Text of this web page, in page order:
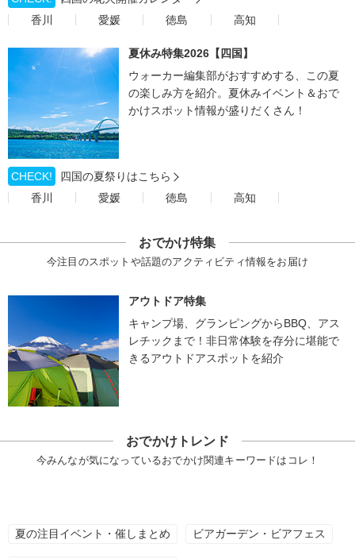
香川
愛媛 徳島 高知
夏休み特集2026【四国】
ウォーカー編集部がおすすめする、この夏
の楽しみ方を紹介。夏休みイベント＆おで
かけスポット情報が盛りだくさん！
CHECK!
四国の夏祭りはこちら
香川
愛媛 徳島 高知
おでかけ特集
今注目のスポットや話題のアクティビティ情報をお届け
アウトドア特集
キャンプ場、グランピングからBBQ、アス
レチックまで！非日常体験を存分に堪能で
きるアウトドアスポットを紹介
おでかけトレンド
今みんなが気になっているおでかけ関連キーワードはコレ！
夏の注目イベント・催しまとめ ビアガーデン・ビアフェス